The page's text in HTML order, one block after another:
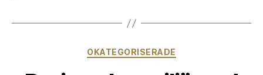
Kategorier
OKATEGORISERADE